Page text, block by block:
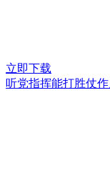
立即下载
听党指挥能打胜仗